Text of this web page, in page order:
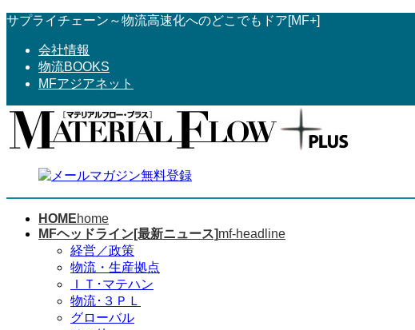
コ
へ
ス
ナ
ョ
ン
サプライチェーン～物流高速化へのどこでもドア[MF+]
会社情報
物流BOOKS
MFアジアネット
HOMEhome
MFヘッドライン[最新ニュース]mf-headline
経営／政策
物流・生産拠点
ＩＴ･マテハン
物流･３ＰＬ
グローバル